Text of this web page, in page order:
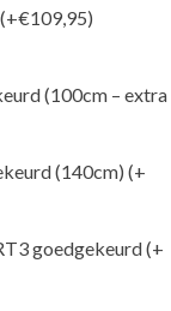
(+€109,95)
(100cm – extra
(140cm)(+
goedgekeurd(+